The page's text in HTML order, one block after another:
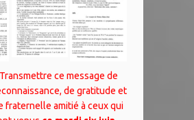
ce message de
de gratitude et
fraternelle amitié à ceux qui